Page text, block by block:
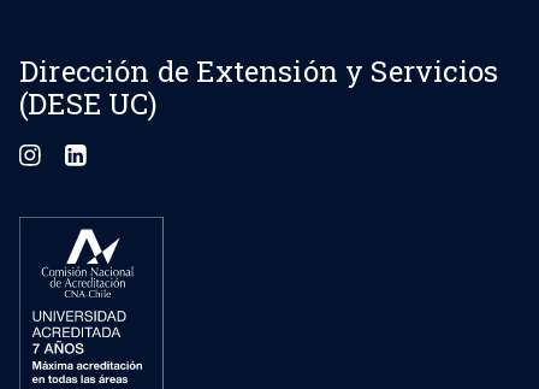
Dirección de Extensión y Servicios
(DESE UC)